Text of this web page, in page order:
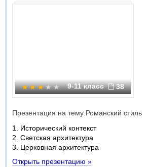
9-11 класс 38
Презентация на тему Романский стиль
1. Исторический контекст
2. Светская архитектура
3. Церковная архитектура
Открыть презентацию »